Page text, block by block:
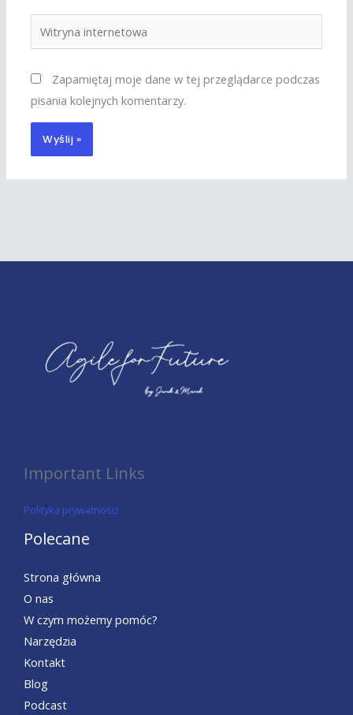
internetowa
Zapamiętaj moje dane w tej przeglądarce podczas
pisania kolejnych komentarzy.
Important Links
Polityka prywatności
Polecane
Strona główna
O nas
W czym możemy pomóc?
Narzędzia
Kontakt
Blog
Podcast